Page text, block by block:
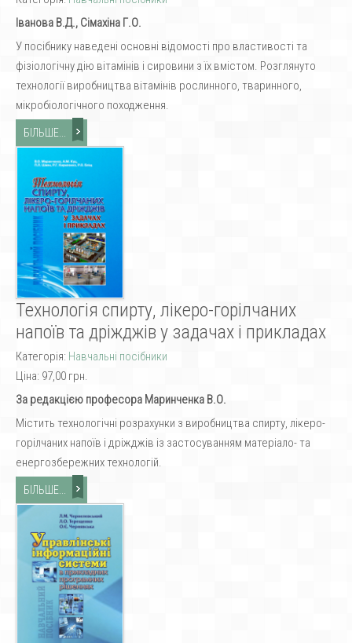
Іванова В.Д., Сімахіна Г.О.
У посібнику наведені основні відомості про властивості та
фізіологічну дію вітамінів і сировини з їх вмістом. Розглянуто
технології виробництва вітамінів рослинного, тваринного,
мікробіологічного походження.
БІЛЬШЕ...
Технологія спирту, лікеро-горілчаних
напоїв та дріжджів у задачах і прикладах
Категорія: Навчальні посібники
Ціна: 97,00 грн.
За редакцією професора Маринченка В.О.
Містить технологічні розрахунки з виробництва спирту, лікеро-
горілчаних напоїв і дріжджів із застосуванням матеріало- та
енергозбережних технологій.
БІЛЬШЕ...